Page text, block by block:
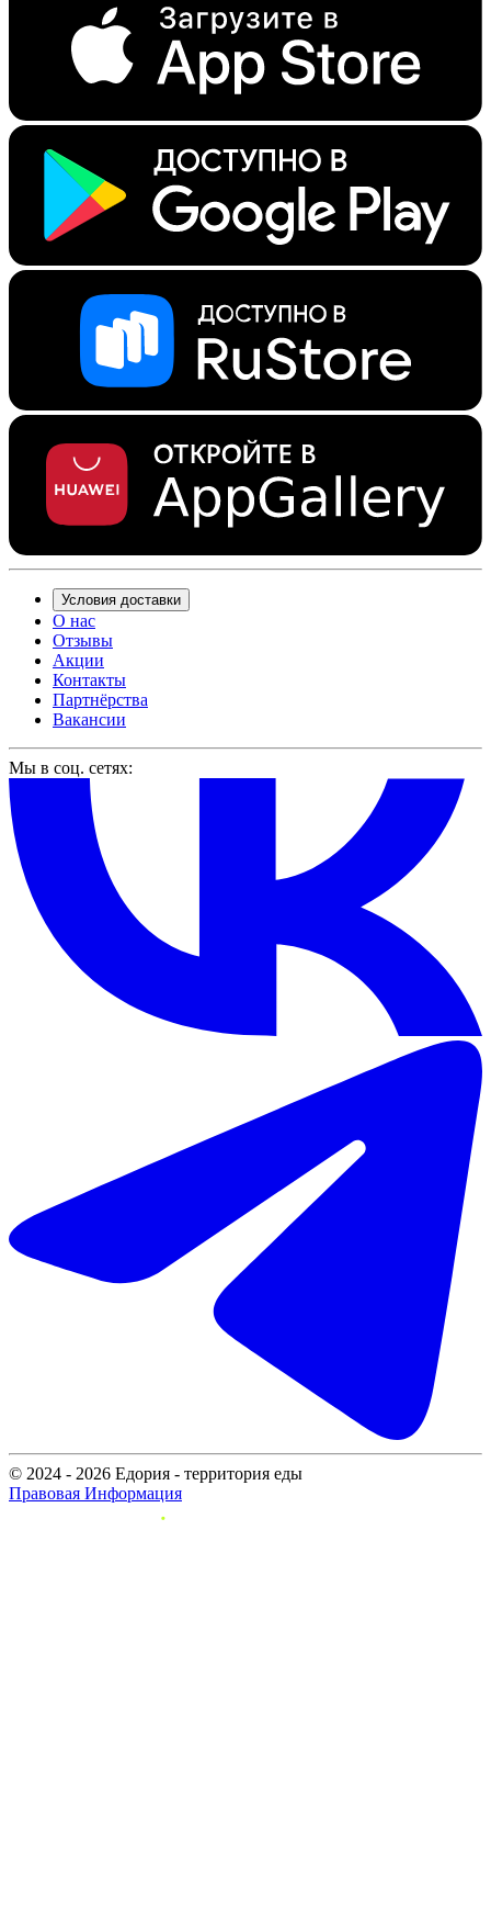
Условия доставки
О нас
Отзывы
Акции
Контакты
Партнёрства
Вакансии
Мы в соц. сетях:
© 2024 - 2026 Едория - территория еды
Правовая Информация